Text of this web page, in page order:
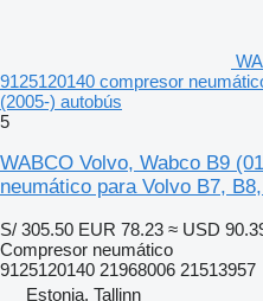
9125120140 compresor
(2005-) autobús
5
WABCO Volvo, Wabco B9
neumático para Volvo B7,
S/ 305.50 EUR 78.23 ≈ USD
Compresor neumático
9125120140 21968006 21513957
Estonia, Tallinn